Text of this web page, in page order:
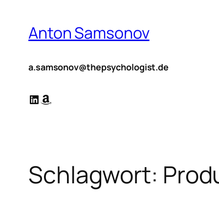
springenAnton Samsonov
a.samsonov@thepsychologist.de
LinkedIn
Amazon
Schlagwort: